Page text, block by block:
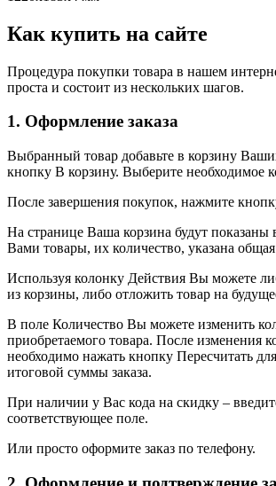
Как купить на сайте
Процедура покупки товара в нашем
проста и состоит из нескольких шагов.
1. Оформление заказа
Выбранный товар добавьте в корзину
кнопку В корзину. Выберите необходимое
После завершения покупок, нажмите
На странице Ваша корзина будут показаны
Вами товары, их количество, указана
Используя колонку Действия Вы можете
из корзины, либо отложить товар на
В поле Количество Вы можете изменить
приобретаемого товара. После изменения
необходимо нажать кнопку Пересчитать
итоговой суммы заказа.
При наличии у Вас кода на скидку –
соответствующее поле.
Или просто оформите заказ по телефону.